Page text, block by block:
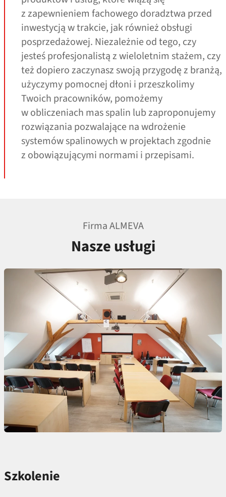
z zapewnieniem fachowego doradztwa przed
inwestycją w trakcie, jak również obsługi
posprzedażowej. Niezależnie od tego, czy
jesteś profesjonalistą z wieloletnim stażem, czy
też dopiero zaczynasz swoją przygodę z branżą,
użyczymy pomocnej dłoni i przeszkolimy
Twoich pracowników, pomożemy
w obliczeniach mas spalin lub zaproponujemy
rozwiązania pozwalające na wdrożenie
systemów spalinowych w projektach zgodnie
z obowiązującymi normami i przepisami.
Firma ALMEVA
Nasze usługi
Szkolenie